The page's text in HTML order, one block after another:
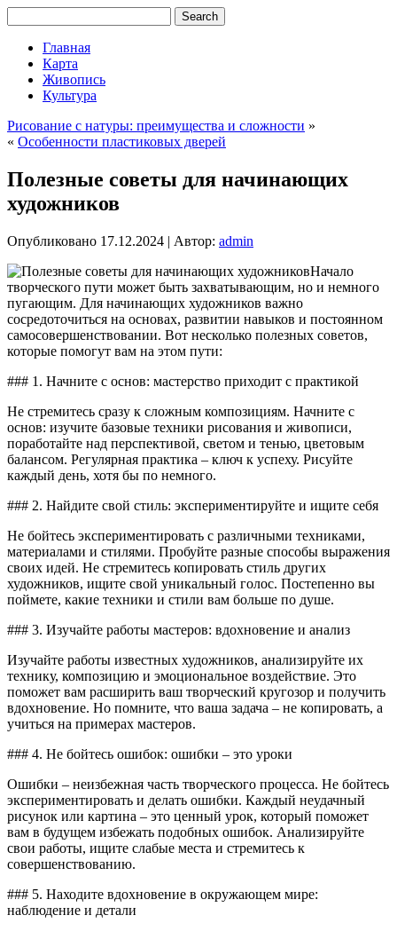
Главная
Карта
Живопись
Культура
Рисование с натуры: преимущества и сложности »
« Особенности пластиковых дверей
Полезные советы для начинающих
художников
Опубликовано 17.12.2024 | Автор: admin
Начало
творческого пути может быть захватывающим, но и немного
пугающим. Для начинающих художников важно
сосредоточиться на основах, развитии навыков и постоянном
самосовершенствовании. Вот несколько полезных советов,
которые помогут вам на этом пути:
### 1. Начните с основ: мастерство приходит с практикой
Не стремитесь сразу к сложным композициям. Начните с
основ: изучите базовые техники рисования и живописи,
поработайте над перспективой, светом и тенью, цветовым
балансом. Регулярная практика – ключ к успеху. Рисуйте
каждый день, хотя бы по немного.
### 2. Найдите свой стиль: экспериментируйте и ищите себя
Не бойтесь экспериментировать с различными техниками,
материалами и стилями. Пробуйте разные способы выражения
своих идей. Не стремитесь копировать стиль других
художников, ищите свой уникальный голос. Постепенно вы
поймете, какие техники и стили вам больше по душе.
### 3. Изучайте работы мастеров: вдохновение и анализ
Изучайте работы известных художников, анализируйте их
технику, композицию и эмоциональное воздействие. Это
поможет вам расширить ваш творческий кругозор и получить
вдохновение. Но помните, что ваша задача – не копировать, а
учиться на примерах мастеров.
### 4. Не бойтесь ошибок: ошибки – это уроки
Ошибки – неизбежная часть творческого процесса. Не бойтесь
экспериментировать и делать ошибки. Каждый неудачный
рисунок или картина – это ценный урок, который поможет
вам в будущем избежать подобных ошибок. Анализируйте
свои работы, ищите слабые места и стремитесь к
совершенствованию.
### 5. Находите вдохновение в окружающем мире:
наблюдение и детали